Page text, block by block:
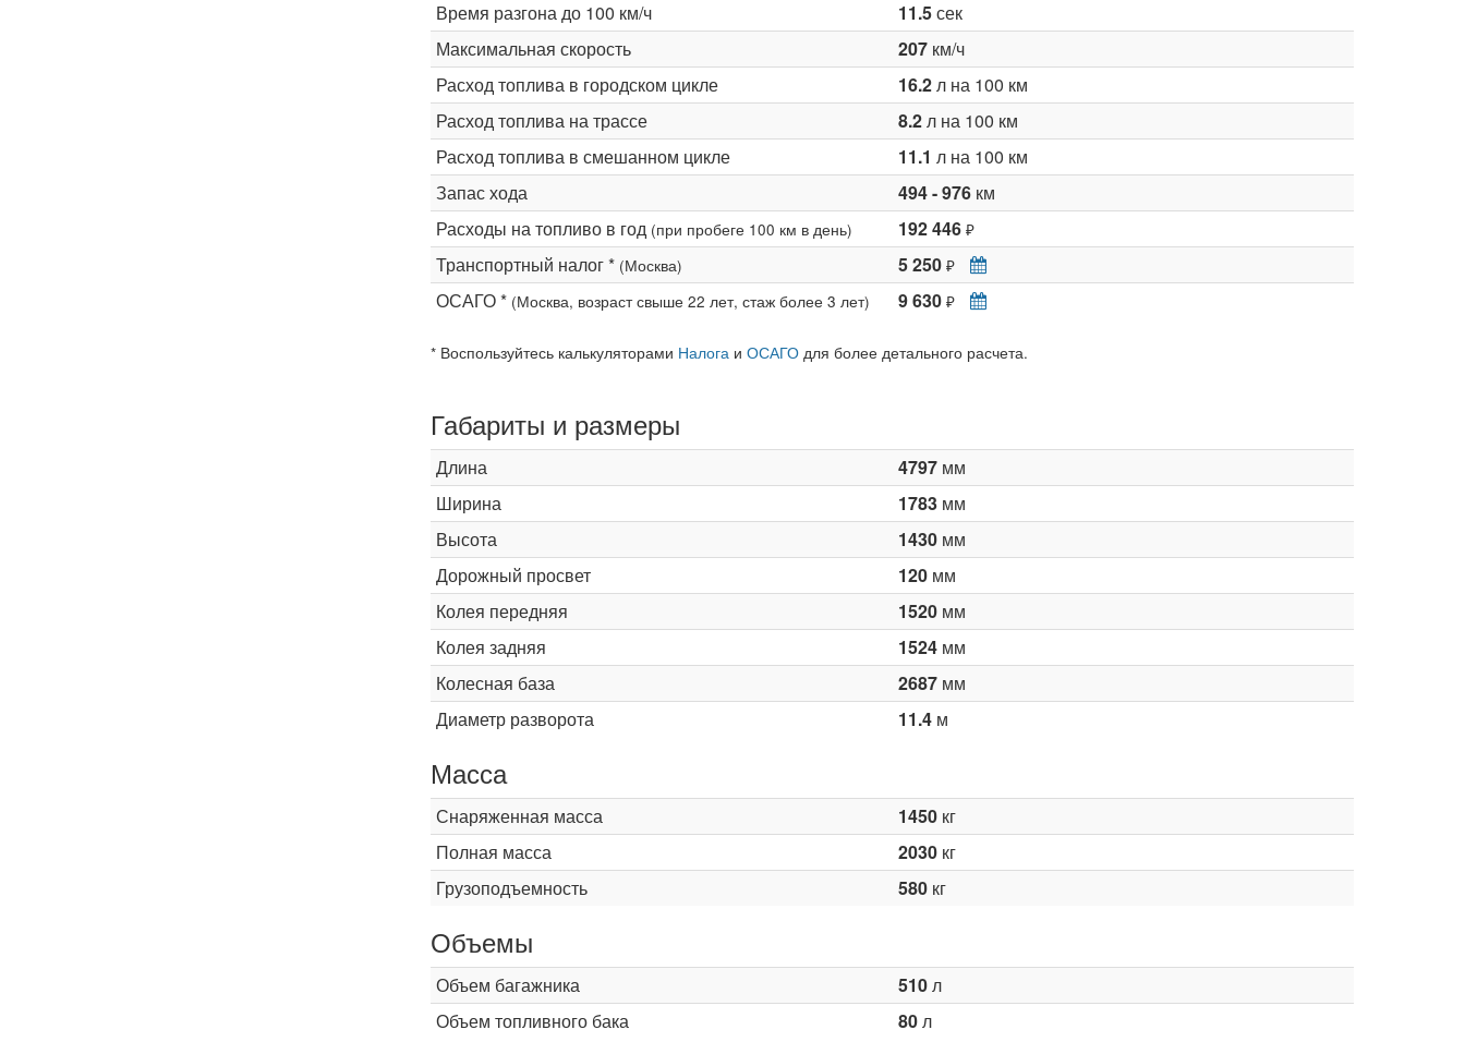
Время разгона до 100 км/ч
11.5сек
Максимальная скорость
207км/ч
Расход топлива в городском цикле
16.2л на 100 км
Расход топлива на трассе
8.2л на 100 км
Расход топлива в смешанном цикле
11.1 л на 100 км
Запас хода
494 - 976км
Расходы на топливо в год (при пробеге 100 км в день) 192 446 ₽
Транспортный налог * (Москва) 5 250 ₽
ОСАГО * (Москва, возраст свыше 22 лет, стаж более 3 лет) 9 630 ₽
* Воспользуйтесь калькуляторами Налогаи ОСАГОдля более детального расчета.
Габариты и размеры
Длина 4797мм
Ширина
1783мм
Высота
1430мм
Дорожный просвет
120мм
Колея передняя
1520мм
Колея задняя
1524мм
Колесная база
2687мм
Диаметр разворота
11.4м
Масса
Снаряженная масса 1450кг
Полная масса
2030кг
Грузоподъемность
580кг
Объемы
Объем багажника 510л
Объем топливного бака
80л